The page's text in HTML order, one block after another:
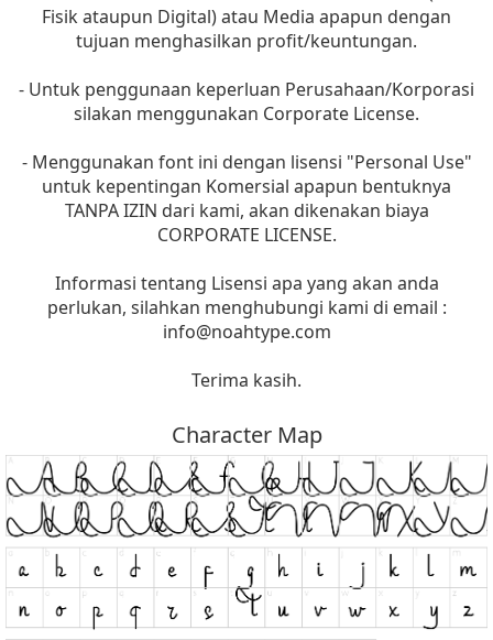
Fisik ataupun Digital) atau Media apapun dengan
tujuan menghasilkan profit/keuntungan.
- Untuk penggunaan keperluan Perusahaan/Korporasi
silakan menggunakan Corporate License.
- Menggunakan font ini dengan lisensi "Personal Use"
untuk kepentingan Komersial apapun bentuknya
TANPA IZIN dari kami, akan dikenakan biaya
CORPORATE LICENSE.
Informasi tentang Lisensi apa yang akan anda
perlukan, silahkan menghubungi kami di email :
info@noahtype.com
Terima kasih.
Character Map